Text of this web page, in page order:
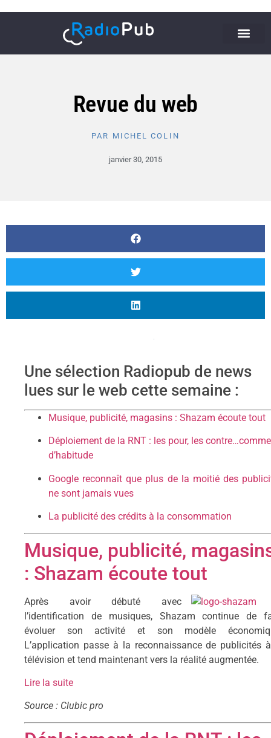
Revue du web
PAR MICHEL COLIN
janvier 30, 2015
Une sélection Radiopub de news
lues sur le web cette semaine :
Musique, publicité, magasins : Shazam écoute tout
Déploiement de la RNT : les pour, les contre…comme
d’habitude
Google reconnaît que plus de la moitié des
ne sont jamais vues
La publicité des crédits à la consommation
Musique, publicité,
: Shazam écoute tout
Après avoir débuté avec
l’identification de musiques, Shazam continue de
évoluer son activité et son modèle
L’application passe à la reconnaissance de publicités
télévision et tend maintenant vers la réalité augmentée.
Lire la suite
Source : Clubic pro